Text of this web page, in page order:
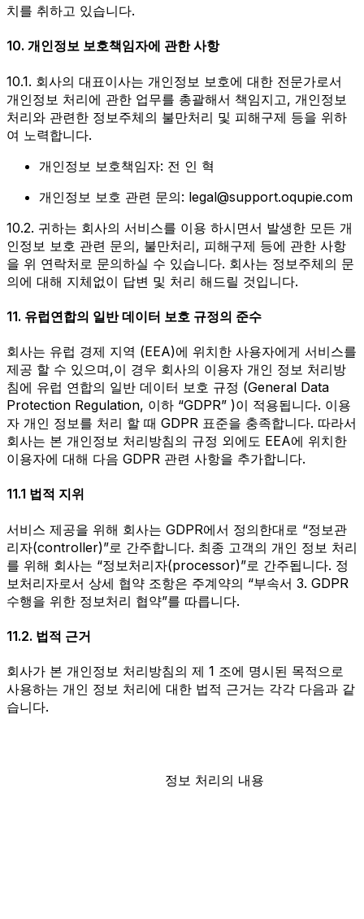
치를 취하고 있습니다.
10. 개인정보 보호책임자에 관한 사항
10.1. 회사의 대표이사는 개인정보 보호에 대한 전문가로서
개인정보 처리에 관한 업무를 총괄해서 책임지고, 개인정보
처리와 관련한 정보주체의 불만처리 및 피해구제 등을 위하
여 노력합니다.
개인정보 보호책임자: 전 인 혁
개인정보 보호 관련 문의: legal@support.oqupie.com
10.2. 귀하는 회사의 서비스를 이용 하시면서 발생한 모든 개
인정보 보호 관련 문의, 불만처리, 피해구제 등에 관한 사항
을 위 연락처로 문의하실 수 있습니다. 회사는 정보주체의 문
의에 대해 지체없이 답변 및 처리 해드릴 것입니다.
11. 유럽연합의 일반 데이터 보호 규정의 준수
회사는 유럽 경제 지역 (EEA)에 위치한 사용자에게 서비스를
제공 할 수 있으며,이 경우 회사의 이용자 개인 정보 처리방
침에 유럽 연합의 일반 데이터 보호 규정 (General Data
Protection Regulation, 이하 “GDPR” )이 적용됩니다. 이용
자 개인 정보를 처리 할 때 GDPR 표준을 충족합니다. 따라서
회사는 본 개인정보 처리방침의 규정 외에도 EEA에 위치한
이용자에 대해 다음 GDPR 관련 사항을 추가합니다.
11.1 법적 지위
서비스 제공을 위해 회사는 GDPR에서 정의한대로 “정보관
리자(controller)”로 간주합니다. 최종 고객의 개인 정보 처리
를 위해 회사는 “정보처리자(processor)”로 간주됩니다. 정
보처리자로서 상세 협약 조항은 주계약의 “부속서 3. GDPR
수행을 위한 정보처리 협약”를 따릅니다.
11.2. 법적 근거
회사가 본 개인정보 처리방침의 제 1 조에 명시된 목적으로
사용하는 개인 정보 처리에 대한 법적 근거는 각각 다음과 같
습니다.
정보 처리의 내용